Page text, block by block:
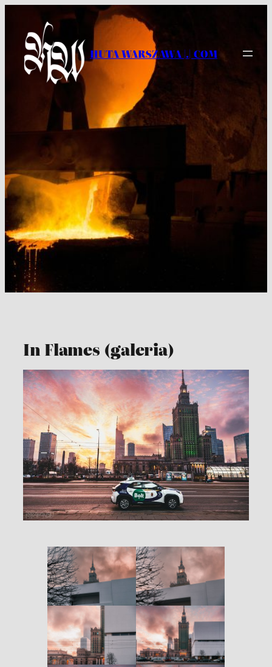
treści
HUTA WARSZAWA |.| COM
In Flames (galeria)